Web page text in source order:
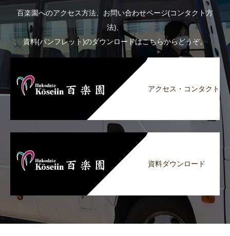
百楽園へのアクセス方法、お問い合わせページ(コンタクト方
法)、
資料(パンフレット)のダウンロードはこちらからどうぞ。
アクセス・コンタクト
資料ダウンロード